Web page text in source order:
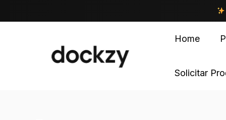
Home
Solicitar